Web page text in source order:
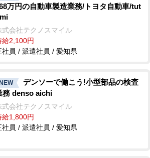
万円の自動車製造業務/トヨタ自動車/tut
式会社テクノスマイル
給2,100円
社員 / 派遣社員 / 愛知県
デンソーで働こう!小型部品の検査
務 denso aichi
式会社テクノスマイル
給1,800円
社員 / 派遣社員 / 愛知県